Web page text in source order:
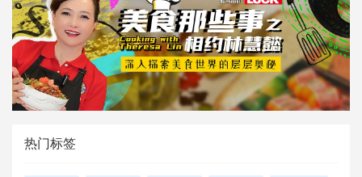
热门标签